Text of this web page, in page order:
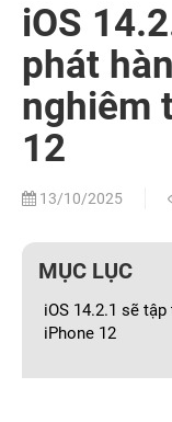
iOS
phát
nghiêm
12
13/10/2025
MỤC LỤC
iOS 14.2.1 sẽ
iPhone 12